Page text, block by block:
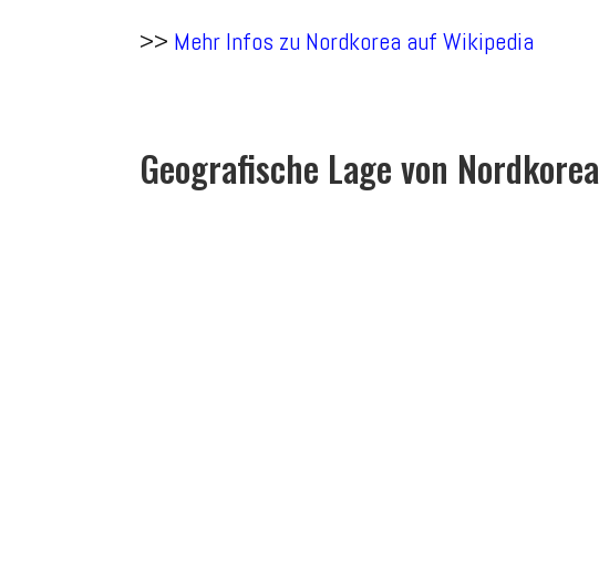
>> Mehr Infos zu Nordkorea auf Wikipedia
Geografische Lage von Nordkorea